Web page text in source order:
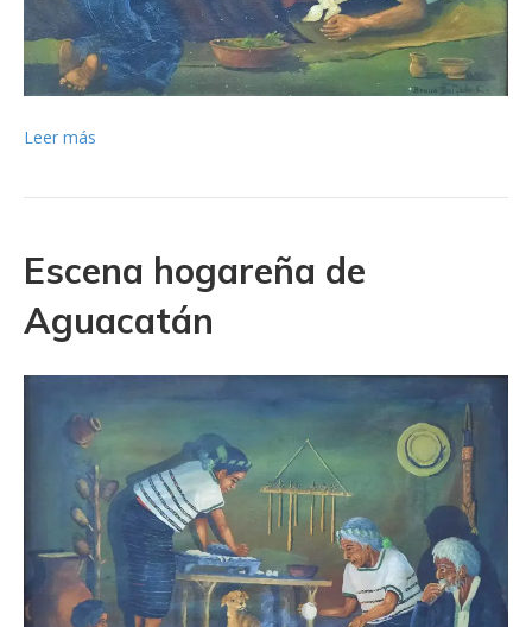
Leer más
Escena hogareña de
Aguacatán